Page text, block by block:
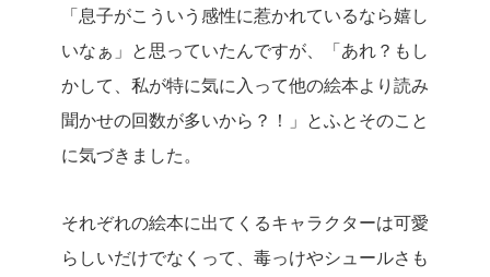
「息子がこういう感性に惹かれているなら嬉し
いなぁ」と思っていたんですが、「あれ？もし
かして、私が特に気に入って他の絵本より読み
聞かせの回数が多いから？！」とふとそのこと
に気づきました。
それぞれの絵本に出てくるキャラクターは可愛
らしいだけでなくって、毒っけやシュールさも